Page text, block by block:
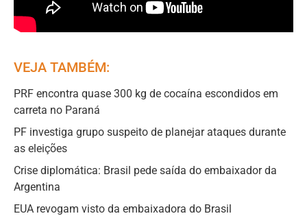
VEJA TAMBÉM:
PRF encontra quase 300 kg de cocaína escondidos em
carreta no Paraná
PF investiga grupo suspeito de planejar ataques durante
as eleições
Crise diplomática: Brasil pede saída do embaixador da
Argentina
EUA revogam visto da embaixadora do Brasil